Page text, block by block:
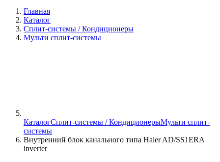
Главная
Каталог
Сплит-системы / Кондиционеры
Мульти сплит-системы
КаталогСплит-системы / КондиционерыМульти сплит-
системы
Внутренний блок канального типа Haier AD/SS1ERA
inverter